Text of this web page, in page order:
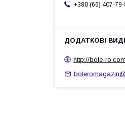
+380 (66) 407-79-
http://bole-